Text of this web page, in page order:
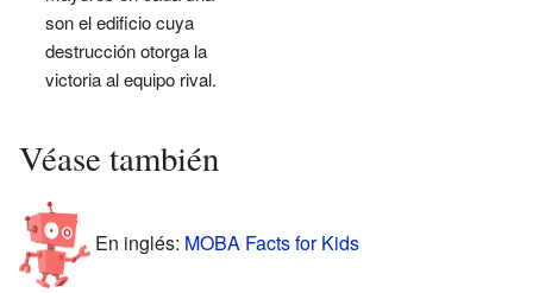
son el edificio cuya
destrucción otorga la
victoria al equipo rival.
Véase también
En inglés: MOBA Facts for Kids